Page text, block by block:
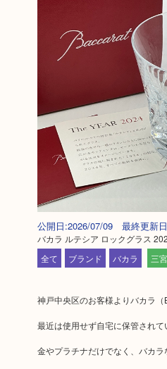
公開日:2026/07/09 最終更新
バカラ ルテシア ロックグラス
全て
ブランド バカラ 三宮
神戸中央区のお客様よりバカラ
最近は使用せず自宅に保管され
金やプラチナだけでなく、バカ